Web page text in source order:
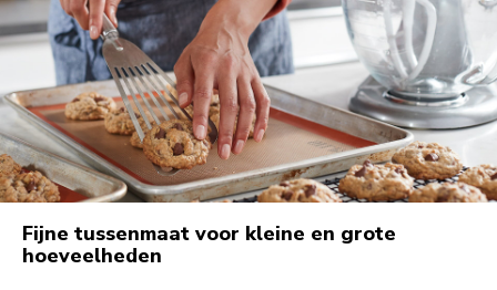
Fijne tussenmaat voor kleine en grote
hoeveelheden